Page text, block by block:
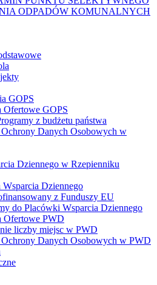
ODPADÓW KOMUNALNYCH
GOPS
Ofertowe GOPS
z budżetu państwa
Danych Osobowych w
Dziennego w Rzepienniku
Wsparcia Dziennego
z Funduszy EU
do Placówki Wsparcia Dziennego
Ofertowe PWD
liczby miejsc w PWD
Danych Osobowych w PWD